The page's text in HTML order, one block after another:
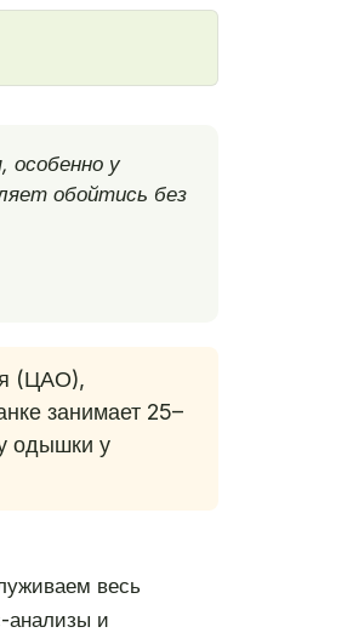
особенно у
обойтись без
(ЦАО),
занимает 25–
одышки у
весь
анализы и